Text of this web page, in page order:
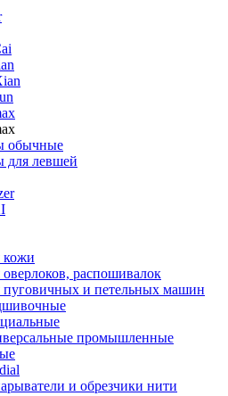
обычные
левшей
кожи
распошивалок
и петельных машин
промышленные
и обрезчики нити